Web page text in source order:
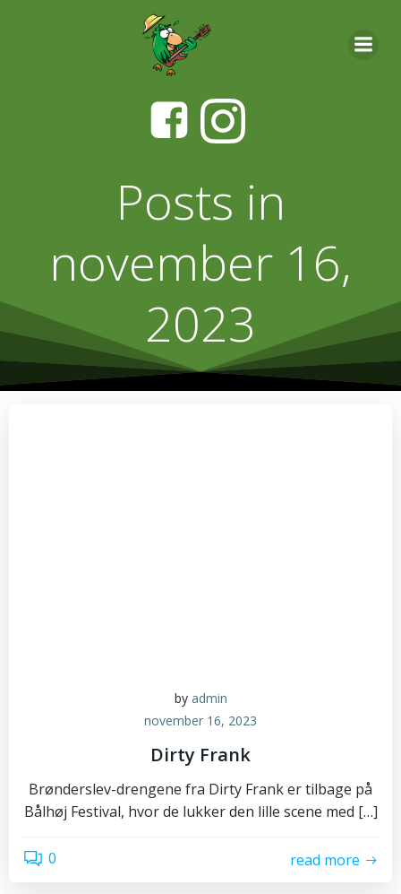
til
Posts in
november 16,
2023
by admin
november 16, 2023
Dirty Frank
Brønderslev-drengene fra Dirty Frank er tilbage på
Bålhøj Festival, hvor de lukker den lille scene med […]
0 read more